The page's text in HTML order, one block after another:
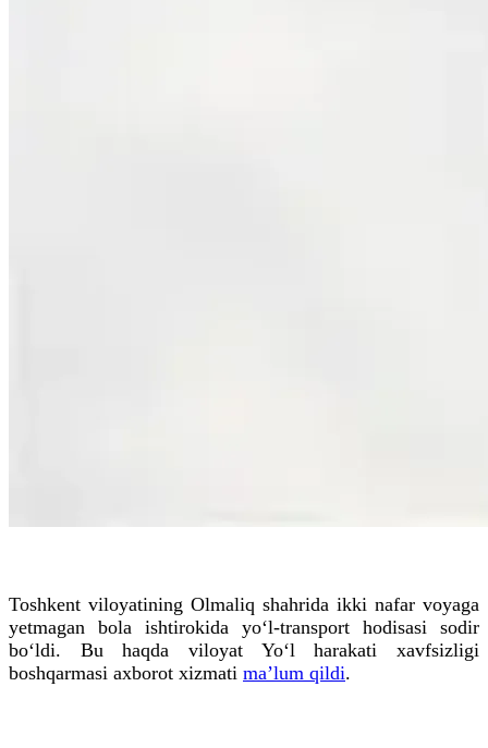
Toshkent viloyatining Olmaliq shahrida ikki nafar voyaga
yetmagan bola ishtirokida yo‘l-transport hodisasi sodir
bo‘ldi. Bu haqda viloyat Yo‘l harakati xavfsizligi
boshqarmasi axborot xizmati ma’lum qildi.